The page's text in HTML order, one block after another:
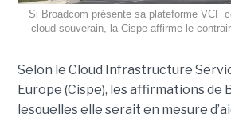
Si Broadcom présente sa plateforme VCF
cloud souverain, la Cispe affirme le
Selon le Cloud Infrastructure
Europe (Cispe), les affirmations de
lesquelles elle serait en mesure